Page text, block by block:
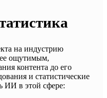
на индустрию
ощутимым,
контента до его
и статистические
ИИ в этой сфере: